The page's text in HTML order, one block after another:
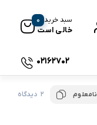
سبد خرید
خالی است
0
02162702
نامعلوم 2 دیدگاه